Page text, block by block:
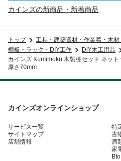
カインズの新商品・新着商品
トップ 工具・建築資材・作業着・木材
棚板・ラック・DIY工作
DIY木工用品
カインズ Kumimoku 木製棚セット ネッ
厚さ70mm
カインズオンラインショップ
サービス一覧
サイトマップ
店舗情報
特
古
酒
家